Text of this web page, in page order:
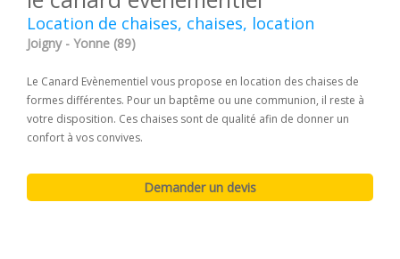
Location de chaises, chaises, location
Joigny - Yonne (89)
Le Canard Evènementiel vous propose en location des chaises de
formes différentes. Pour un baptême ou une communion, il reste à
votre disposition. Ces chaises sont de qualité afin de donner un
confort à vos convives.